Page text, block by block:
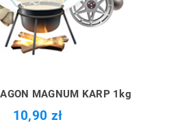
MAGNUM KARP 1kg
10,90 zł